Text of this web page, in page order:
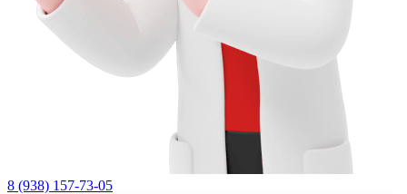
8 (938) 157-73-05